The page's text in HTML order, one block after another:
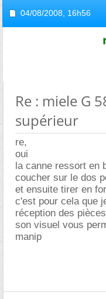
04/08/2008, 16h56
Re : miele G
supérieur
re,
oui
la canne ressort en
coucher sur le dos
et ensuite tirer en
c'est pour cela que
réception des
son visuel vous
manip